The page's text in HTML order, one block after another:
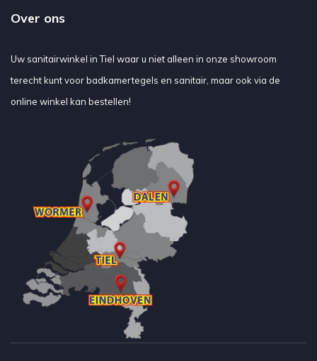
Over ons
Uw sanitairwinkel in Tiel waar u niet alleen in onze showroom
terecht kunt voor badkamertegels en sanitair, maar ook via de
online winkel kan bestellen!